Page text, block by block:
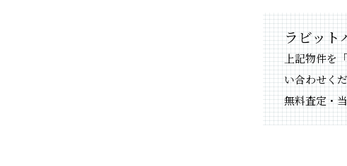
ラビット
上記物件を
い合わせくだ
無料査定・